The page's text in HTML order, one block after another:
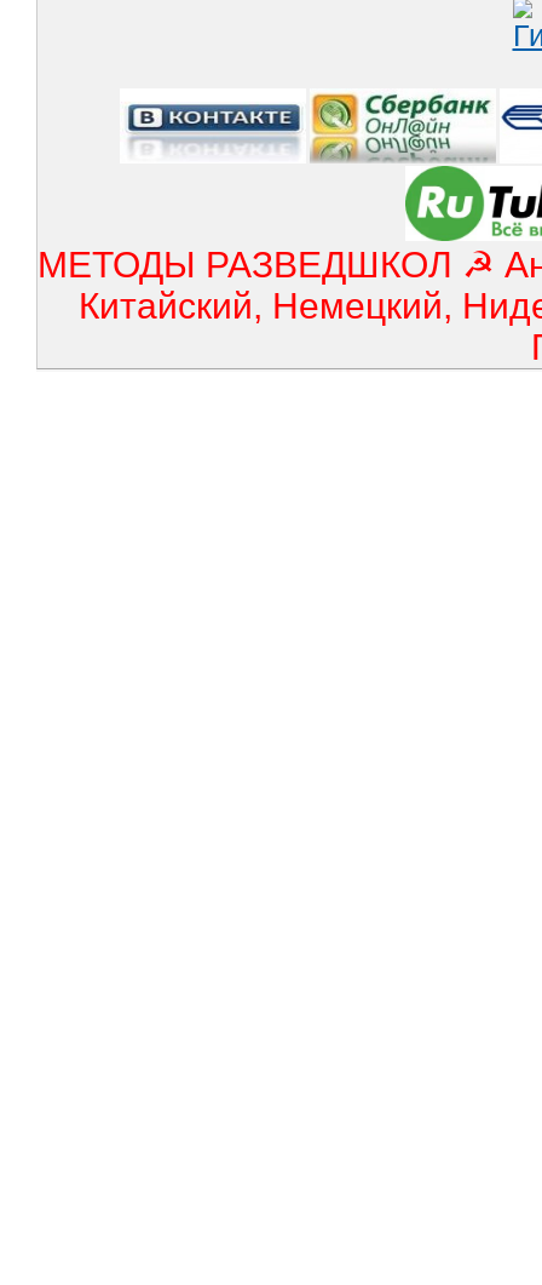
МЕТОДЫ РАЗВЕДШКОЛ ☭
Китайский, Немецкий,